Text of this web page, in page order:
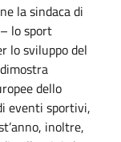
la sindaca di
– lo sport
lo sviluppo del
dello
eventi sportivi,
inoltre,